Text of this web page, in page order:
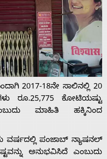
2017-18ನೇ ಸಾಲಿನಲ್ಲಿ 20
ರೂ.25,775 ಕೋಟಿಯಷ್ಟು
ಮಾಹಿತಿ ಹಕ್ಕಿನಿಂದ
ವರ್ಷದಲ್ಲಿ ಪಂಜಾಬ್ ನ್ಯಾಷನಲ್
ಅನುಭವಿಸಿದೆ ಎಂಬುದು